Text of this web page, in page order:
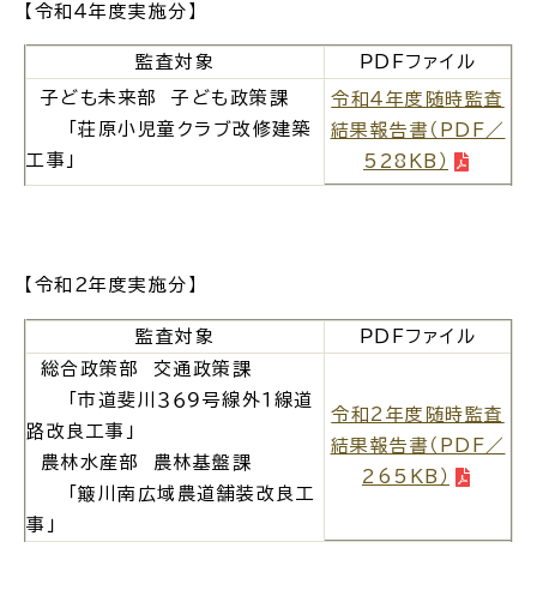
入園・入学 結婚・離婚
引っ越し 就職・転職・退職
高齢者・介護 病気・ケガ
おくやみ
【令和４年度実施分】
監査対象
ＰＤＦファイル
子ども未来部 子ども政策課
「荘原小児童クラブ改修建築
工事」
令和４年度随時監査
結果報告書（PDF／
528KB）
【令和２年度実施分】
監査対象
ＰＤＦファイル
総合政策部 交通政策課
「市道斐川３６９号線外１線道
路改良工事」
農林水産部 農林基盤課
「簸川南広域農道舗装改良工
事」
令和2年度随時監査
結果報告書（PDF／
265KB）